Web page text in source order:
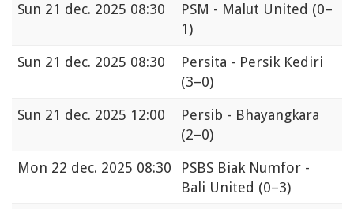
Sun 21 dec. 2025 08:30 PSM - Malut United (0–
1)
Sun 21 dec. 2025 08:30
Persita - Persik Kediri
(3–0)
Sun 21 dec. 2025 12:00
Persib - Bhayangkara
(2–0)
Mon 22 dec. 2025 08:30
PSBS Biak Numfor -
Bali United (0–3)